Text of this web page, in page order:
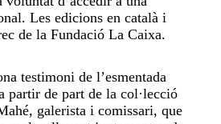
Les edicions en català i
de la Fundació La Caixa.
testimoni de l’esmentada
partir de part de la col·lecció
galerista i comissari, que